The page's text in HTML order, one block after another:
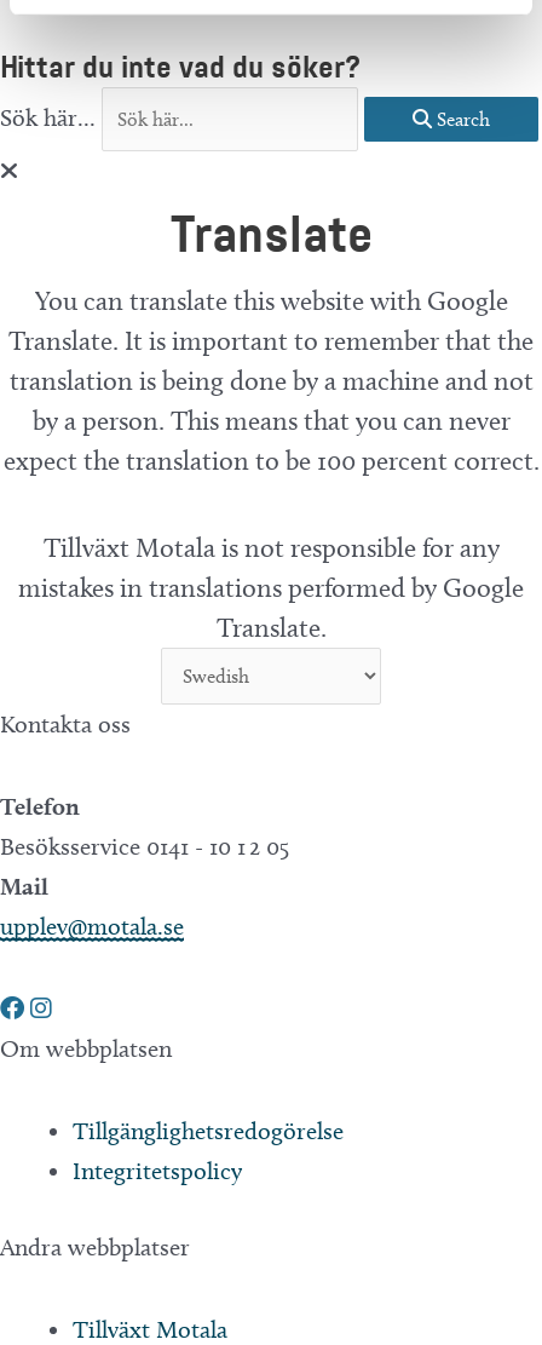
Hittar du inte vad du söker?
Sök här... Search
Translate
You can translate this website with Google
Translate. It is important to remember that the
translation is being done by a machine and not
by a person. This means that you can never
expect the translation to be 100 percent correct.
Tillväxt Motala is not responsible for any
mistakes in translations performed by Google
Translate.
Kontakta oss
Telefon
Besöksservice 0141 - 10 1 2 05
Mail
upplev@motala.se
Om webbplatsen
Tillgänglighetsredogörelse
Integritetspolicy
Andra webbplatser
Tillväxt Motala